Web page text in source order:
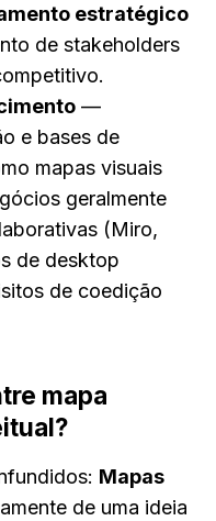
estratégico
de stakeholders
—
e bases de
mapas visuais
geralmente
(Miro,
de desktop
de coedição
mapa
Mapas
de uma ideia